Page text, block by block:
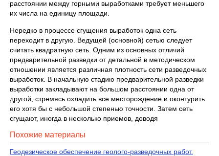
расстоянии между горными выработками требует меньшего
их числа на единицу площади.
Нередко в процессе сгущения выработок одна сеть
переходит в другую. Ведущей (основной) сетью следует
считать квадратную сеть. Одним из основных отличий
предварительной разведки от детальной в методическом
отношении является различная плотность сети разведочных
выработок. В начальную стадию предварительной разведки
выработки закладывают на большом расстоянии одна от
другой, стремясь охладить все месторождение и оконтурить
его хотя бы с небольшой степенью точности. Затем сеть
сгущают, иногда в несколько приемов, доводя
Похожие материалы
Геодезическое обеспечение геолого-разведочных работ.